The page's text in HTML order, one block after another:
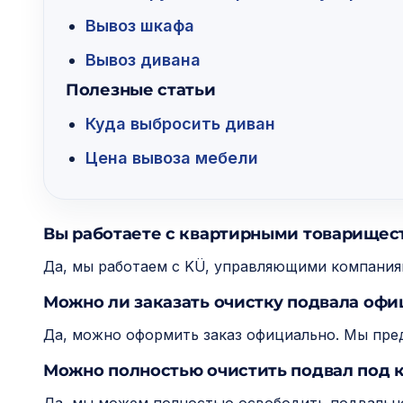
Вывоз шкафа
Вывоз дивана
Полезные статьи
Куда выбросить диван
Цена вывоза мебели
Вы работаете с квартирными
Да, мы работаем с KÜ, управляющими
Можно ли заказать очистку подвала
Да, можно оформить заказ официально. Мы
Можно полностью очистить подвал под